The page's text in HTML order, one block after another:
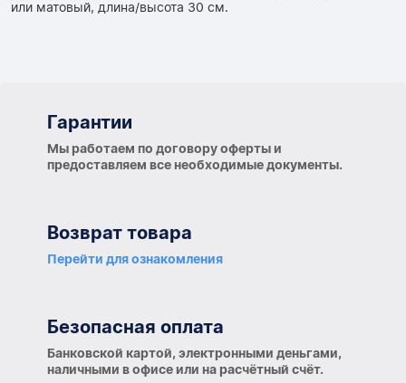
Гарантии
Мы работаем по договору оферты и
предоставляем все необходимые документы.
Возврат товара
Перейти для ознакомления
Безопасная оплата
Банковской картой, электронными деньгами,
наличными в офисе или на расчётный счёт.